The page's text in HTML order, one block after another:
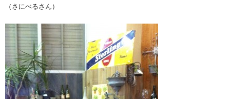
（さにべるさん）